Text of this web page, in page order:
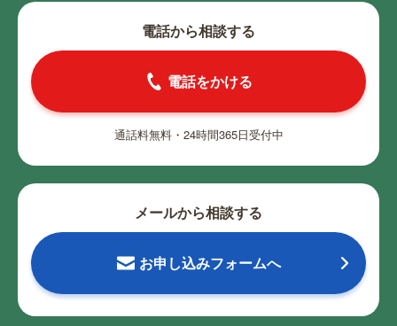
電話から相談する
電話をかける
通話料無料・24時間365日受付中
メールから相談する
お申し込みフォームへ